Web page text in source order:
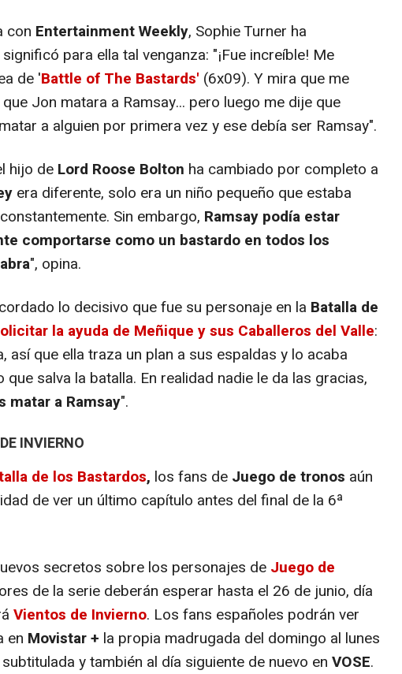
con Entertainment Weekly, Sophie Turner ha
para ella tal venganza: "¡Fue increíble! Me
de 'Battle of The Bastards' (6x09). Y mira que me
Jon matara a Ramsay... pero luego me dije que
a alguien por primera vez y ese debía ser Ramsay".
hijo de Lord Roose Bolton ha cambiado por completo a
era diferente, solo era un niño pequeño que estaba
Sin embargo, Ramsay podía estar
comportarse como un bastardo en todos los
", opina.
lo decisivo que fue su personaje en la Batalla de
la ayuda de Meñique y sus Caballeros del Valle:
así que ella traza un plan a sus espaldas y lo acaba
salva la batalla. En realidad nadie le da las gracias,
matar a Ramsay".
INVIERNO
de los Bastardos, los fans de Juego de tronos aún
de ver un último capítulo antes del final de la 6ª
secretos sobre los personajes de Juego de
de la serie deberán esperar hasta el 26 de junio, día
Vientos de Invierno. Los fans españoles podrán ver
en Movistar + la propia madrugada del domingo al lunes
y también al día siguiente de nuevo en VOSE.